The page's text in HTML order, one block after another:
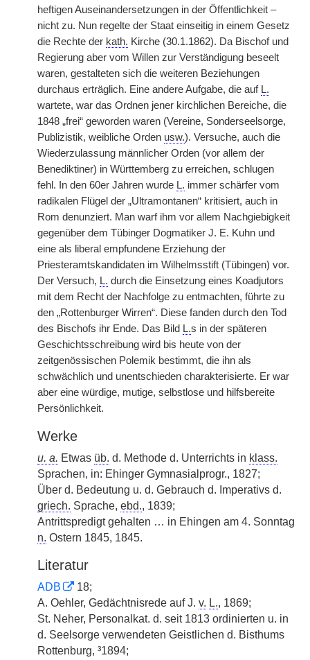
heftigen Auseinandersetzungen in der Öffentlichkeit –
nicht zu. Nun regelte der Staat einseitig in einem Gesetz
die Rechte der kath. Kirche (30.1.1862). Da Bischof und
Regierung aber vom Willen zur Verständigung beseelt
waren, gestalteten sich die weiteren Beziehungen
durchaus erträglich. Eine andere Aufgabe, die auf L.
wartete, war das Ordnen jener kirchlichen Bereiche, die
1848 „frei“ geworden waren (Vereine, Sonderseelsorge,
Publizistik, weibliche Orden usw.). Versuche, auch die
Wiederzulassung männlicher Orden (vor allem der
Benediktiner) in Württemberg zu erreichen, schlugen
fehl. In den 60er Jahren wurde L. immer schärfer vom
radikalen Flügel der „Ultramontanen“ kritisiert, auch in
Rom denunziert. Man warf ihm vor allem Nachgiebigkeit
gegenüber dem Tübinger Dogmatiker J. E. Kuhn und
eine als liberal empfundene Erziehung der
Priesteramtskandidaten im Wilhelmsstift (Tübingen) vor.
Der Versuch, L. durch die Einsetzung eines Koadjutors
mit dem Recht der Nachfolge zu entmachten, führte zu
den „Rottenburger Wirren“. Diese fanden durch den Tod
des Bischofs ihr Ende. Das Bild L.s in der späteren
Geschichtsschreibung wird bis heute von der
zeitgenössischen Polemik bestimmt, die ihn als
schwächlich und unentschieden charakterisierte. Er war
aber eine würdige, mutige, selbstlose und hilfsbereite
Persönlichkeit.
Werke
u. a. Etwas üb. d. Methode d. Unterrichts in klass.
Sprachen, in: Ehinger Gymnasialprogr., 1827;
Über d. Bedeutung u. d. Gebrauch d. Imperativs d.
griech. Sprache, ebd., 1839;
Antrittspredigt gehalten … in Ehingen am 4. Sonntag
n. Ostern 1845, 1845.
Literatur
ADB
18;
A. Oehler, Gedächtnisrede auf J. v. L., 1869;
St. Neher, Personalkat. d. seit 1813 ordinierten u. in
d. Seelsorge verwendeten Geistlichen d. Bisthums
Rottenburg, ³1894;